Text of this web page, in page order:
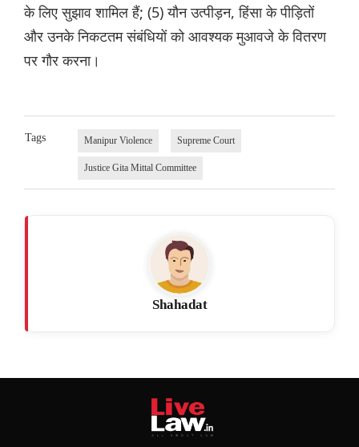
के लिए सुझाव शामिल हैं; (5) यौन उत्पीड़न, हिंसा के पीड़ितों
और उनके निकटतम संबंधियों को आवश्यक मुआवजे के वितरण
पर गौर करना।
Tags Manipur Violence Supreme Court
Justice Gita Mittal Committee
Shahadat